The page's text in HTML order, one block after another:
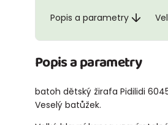
Popis a parametry
Popis a parametry
batoh dětský žirafa Pidilidi
Veselý batůžek.